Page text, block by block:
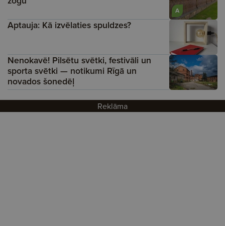
A
Aptauja: Kā izvēlaties spuldzes?
Nenokavē! Pilsētu svētki, festivāli un
sporta svētki — notikumi Rīgā un
novados šonedēļ
Reklāma